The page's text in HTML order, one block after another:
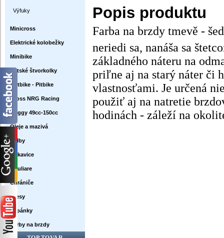
Výfuky
Minicross
Elektrické kolobežky
Minibike
Detské štvorkolky
Dirtbike - Pitbike
Cross NRG Racing
Buggy 49cc-150cc
Oleje a mazivá
Prilby
Rukavice
Okuliare
Chrániče
Dresy
Topánky
Farby na brzdy
Popis produktu
Farba na brzdy tmevě -
neriedi sa, nanáša sa
základného náteru na
priľne aj na starý náter či
vlastnosťami. Je určená
použiť aj na natretie
hodinách - záleží na